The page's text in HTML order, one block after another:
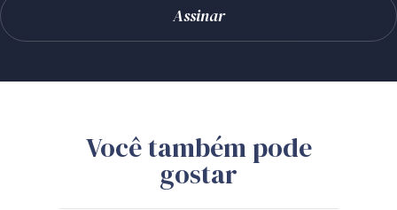
Você também pode
gostar